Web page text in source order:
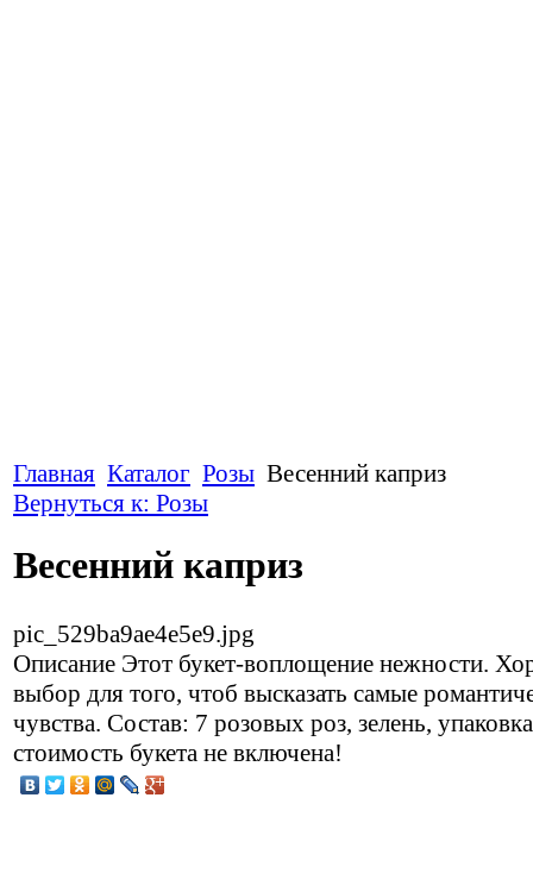
Главная Каталог Розы Весенний каприз
Вернуться к: Розы
Весенний каприз
pic_529ba9ae4e5e9.jpg
Описание Этот букет-воплощение нежности.
выбор для того, чтоб высказать самые
чувства. Состав: 7 розовых роз, зелень,
стоимость букета не включена!